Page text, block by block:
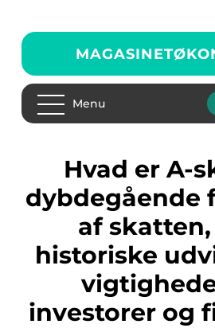
Menu
Hvad er A-skat: En
dybdegående
af
historiske
investorer og